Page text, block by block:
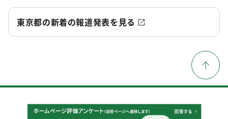
東京都の新着の報道発表を見る